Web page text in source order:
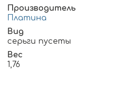
Производитель
Платина
Вид
серьги пусеты
Вес
1,76